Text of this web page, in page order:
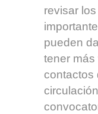
revisar
pueden
tener
contactos